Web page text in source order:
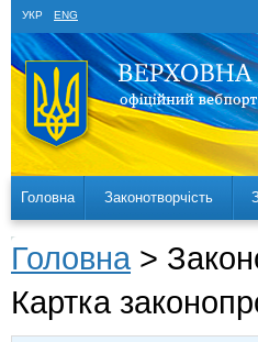
УКР ENG
Головна Законотворчість
Головна >
Картка